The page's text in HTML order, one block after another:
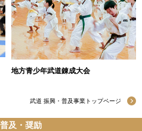
地方青少年武道錬成大会
武道 振興・普及事業トップページ
及・奨励